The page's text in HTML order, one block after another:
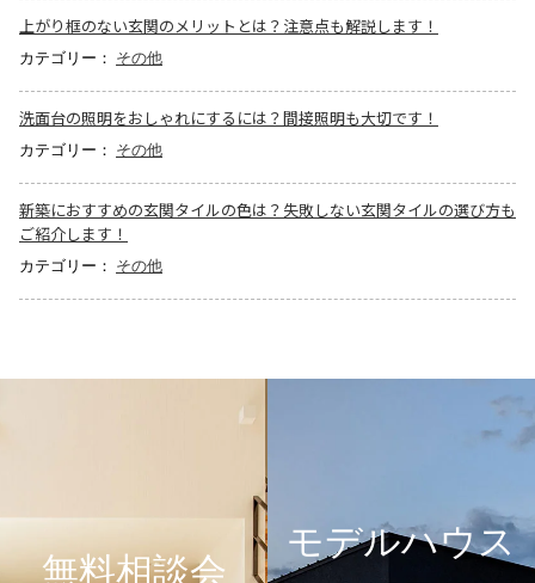
上がり框のない玄関のメリットとは？注意点も解説します！
カテゴリー： その他
洗面台の照明をおしゃれにするには？間接照明も大切です！
カテゴリー： その他
新築におすすめの玄関タイルの色は？失敗しない玄関タイルの選び方も
ご紹介します！
カテゴリー： その他
無料相談会
モデルハウス